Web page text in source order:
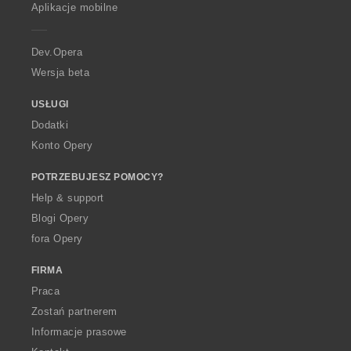
a
Aplikacje mobilne
Dev.Opera
Wersja beta
USŁUGI
Dodatki
Konto Opery
POTRZEBUJESZ POMOCY?
Help & support
Blogi Opery
fora Opery
FIRMA
Praca
Zostań partnerem
Informacje prasowe